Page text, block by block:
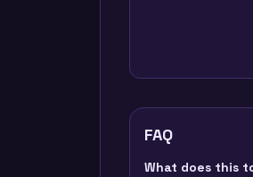
FAQ
What does this